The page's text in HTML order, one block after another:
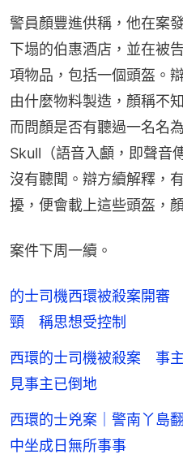
警員顏豐進供稱，他在案
下塌的伯惠酒店，並在被
項物品，包括一個頭盔。
由什麼物料製造，顏稱不
而問顏是否有聽過一名名
Skull（語音入顱，即聲音
沒有聽聞。辯方續解釋，
擾，便會載上這些頭盔，
案件下周一續。
的士司機西環被殺案開審
頸 稱思想受控制
西環的士司機被殺案 事
見事主已倒地
西環的士兇案｜警南丫島
中坐成日無所事事